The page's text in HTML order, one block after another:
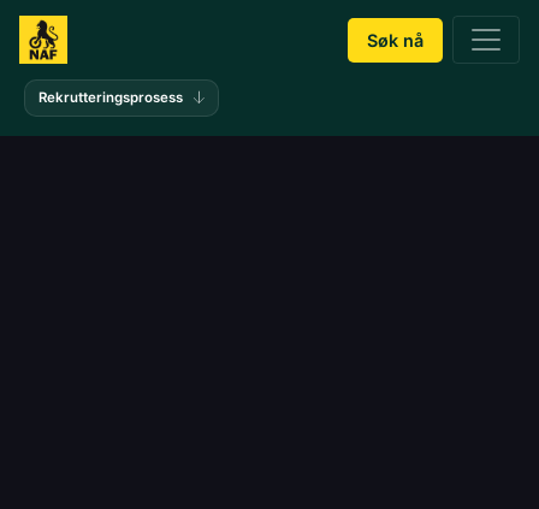
Søk nå
Rekrutteringsprosess